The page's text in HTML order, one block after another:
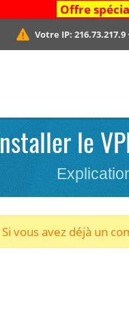
Offre
Votre IP: 216.73.217.9·
Installer le
Si vous avez déjà un